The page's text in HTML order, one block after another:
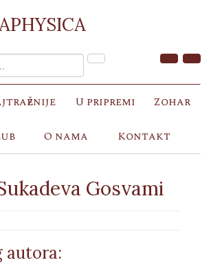
U pripremi Zohar
O nama Kontakt
Gosvami
autora: